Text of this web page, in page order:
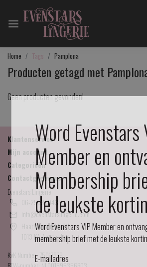
Home Tags Pamplona
Producten getagd met
Geen producten gevonden!
Klantenservice
Mijn account
Categorieën
Contactgegevens
Evenstars Lingerie
06-25536043
info@evenstarslingerie.com
Haarlemmerdijk 21
1013 KA Amsterdam
KvK Number: 75017679
Word Evenstars
Member en
Membership
de leukste
Word Evenstars VIP Member en
membership brief met de leukste
E-mailadres